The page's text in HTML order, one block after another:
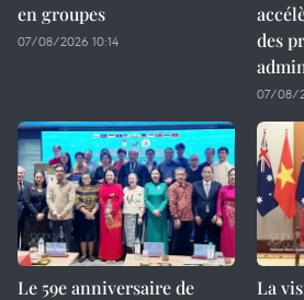
en groupes
07/08/2026 10:14
des
07/08/
Le 59e anniversaire de
La